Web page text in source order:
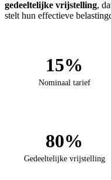
gedeeltelijke vrijstelling,
stelt hun effectieve
15%
Nominaal tarief
80%
Gedeeltelijke vrijstelling